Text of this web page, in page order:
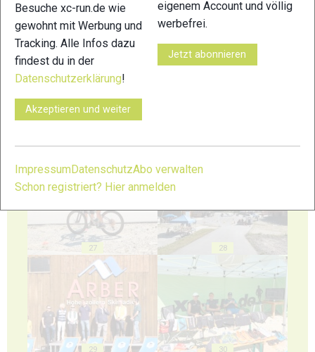
23 24
25 26
27 28
29 30
Besuche xc-run.de wie
gewohnt mit Werbung und
Tracking. Alle Infos dazu
findest du in der
Datenschutzerklärung!
Akzeptieren und weiter
eigenem Account und völlig
werbefrei.
Jetzt abonnieren
ImpressumDatenschutzAbo verwalten
Schon registriert? Hier anmelden